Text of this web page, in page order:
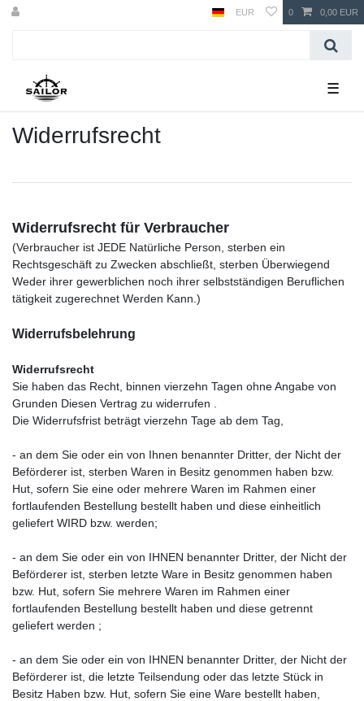
EUR 0 0,00 EUR
☰
Widerrufs­recht
Widerrufsrecht für Verbraucher
(Verbraucher ist JEDE Natürliche Person, sterben ein
Rechtsgeschäft zu Zwecken abschließt, sterben Überwiegend
Weder ihrer gewerblichen noch ihrer selbstständigen Beruflichen
tätigkeit zugerechnet Werden Kann.)
Widerrufsbelehrung
Widerrufsrecht
Sie haben das Recht, binnen vierzehn Tagen ohne Angabe von
Grunden Diesen Vertrag zu widerrufen .
Die Widerrufsfrist beträgt vierzehn Tage ab dem Tag,
- an dem Sie oder ein von Ihnen benannter Dritter, der Nicht der
Beförderer ist, sterben Waren in Besitz genommen haben bzw.
Hut, sofern Sie eine oder mehrere Waren im Rahmen einer
fortlaufenden Bestellung bestellt haben und diese einheitlich
geliefert WIRD bzw. werden;
- an dem Sie oder ein von IHNEN benannter Dritter, der Nicht der
Beförderer ist, sterben letzte Ware in Besitz genommen haben
bzw. Hut, sofern Sie mehrere Waren im Rahmen einer
fortlaufenden Bestellung bestellt haben und diese getrennt
geliefert werden ;
- an dem Sie oder ein von IHNEN benannter Dritter, der Nicht der
Beförderer ist, die letzte Teilsendung oder das letzte Stück in
Besitz Haben bzw. Hut, sofern Sie eine Ware bestellt haben,